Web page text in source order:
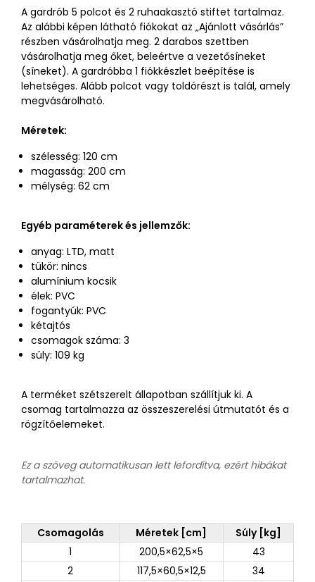
A gardrób 5 polcot és 2 ruhaakasztó stiftet tartalmaz.
Az alábbi képen látható fiókokat az „Ajánlott vásárlás”
részben vásárolhatja meg. 2 darabos szettben
vásárolhatja meg őket, beleértve a vezetősíneket
(síneket). A gardróbba 1 fiókkészlet beépítése is
lehetséges. Alább polcot vagy toldórészt is talál, amely
megvásárolható.
Méretek:
szélesség: 120 cm
magasság: 200 cm
mélység: 62 cm
Egyéb paraméterek és jellemzők:
anyag: LTD, matt
tükör: nincs
alumínium kocsik
élek: PVC
fogantyúk: PVC
kétajtós
csomagok száma: 3
súly: 109 kg
A terméket szétszerelt állapotban szállítjuk ki. A
csomag tartalmazza az összeszerelési útmutatót és a
rögzítőelemeket.
Ez a szöveg automatikusan lett lefordítva, ezért hibákat
tartalmazhat.
Csomagolás Méretek [cm]
Súly [kg]
1
200,5×62,5×5
43
2
117,5×60,5×12,5
34